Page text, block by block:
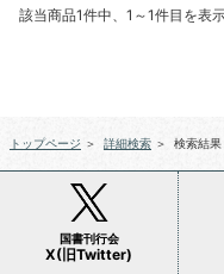
該当商品1件中、1～1件目を表
トップページ ＞ 詳細検索 ＞ 検索結果
国書刊行会
X(旧Twitter)